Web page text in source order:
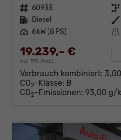
Fahrzeugnr. 60933 Getriebe
Kraftstoff Diesel Außenfarbe
Leistung 6 kW (8 PS) Kilometerstand
19.239,– €
incl. 19% MwSt.
Verbrauch kombiniert:
CO2-Klasse: B
CO2-Emissionen: 93,00 g/